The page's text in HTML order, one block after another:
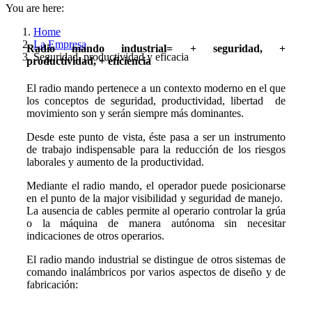
You are here:
Home
La Empresa
Seguridad, productividad y eficacia
Radio mando industrial= + seguridad, +
productividad, + eficiencia
El radio mando pertenece a un contexto moderno en el que
los conceptos de seguridad, productividad, libertad de
movimiento son y serán siempre más dominantes.
Desde este punto de vista, éste pasa a ser un instrumento
de trabajo indispensable para la reducción de los riesgos
laborales y aumento de la productividad.
Mediante el radio mando, el operador puede posicionarse
en el punto de la major visibilidad y seguridad de manejo.
La ausencia de cables permite al operario controlar la grúa
o la máquina de manera autónoma sin necesitar
indicaciones de otros operarios.
El radio mando industrial se distingue de otros sistemas de
comando inalámbricos por varios aspectos de diseño y de
fabricación: